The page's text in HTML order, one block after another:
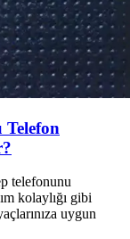
Telefon
telefonunu
kolaylığı gibi
uygun